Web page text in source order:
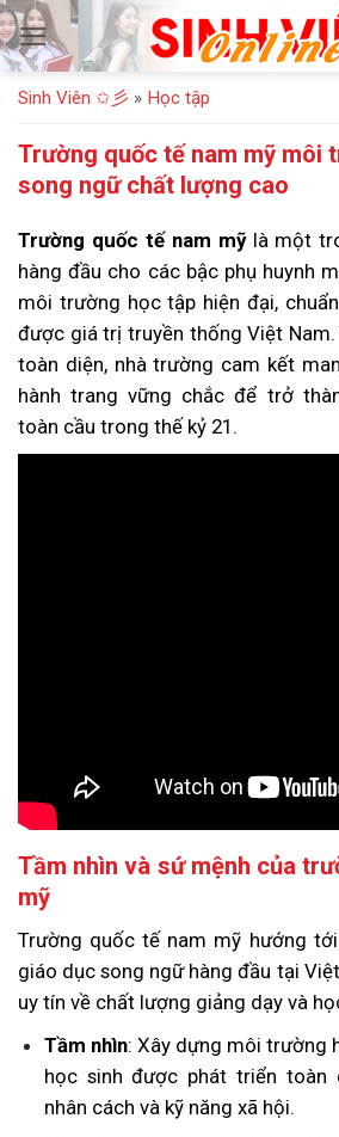
Bỏ
qua
nội
dung
Sinh Viên ✩彡 » Học tập
Trường quốc tế nam mỹ môi
song ngữ chất lượng cao
Trường quốc tế nam mỹlà một
hàng đầu cho các bậc phụ huynh
môi trường học tập hiện đại,
được giá trị truyền thống Việt
toàn diện, nhà trường cam kết
hành trang vững chắc để trở
toàn cầu trong thế kỷ 21.
Tầm nhìn và sứ mệnh của
mỹ
Trường quốc tế nam mỹ hướng
giáo dục song ngữ hàng đầu tại
uy tín về chất lượng giảng dạy và
Tầm nhìn: Xây dựng môi trường
học sinh được phát triển toàn
nhân cách và kỹ năng xã hội.